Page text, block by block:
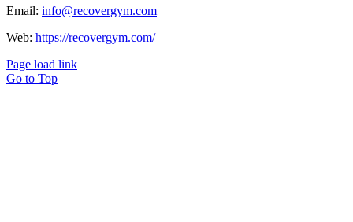
Email: info@recovergym.com
Web: https://recovergym.com/
Page load link
Go to Top